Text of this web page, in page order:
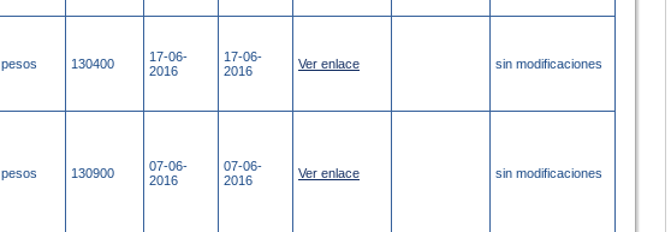
pesos 130400
17-06-
2016
17-06-
2016
Ver enlace sin modificaciones
pesos 130900
07-06-
2016
07-06-
2016
Ver enlace sin modificaciones